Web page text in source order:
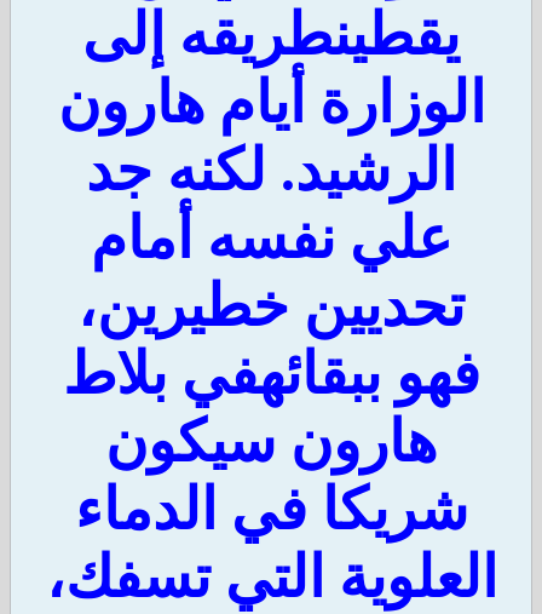
يقطينطريقه إلى
أيام هارون
الرشيد. لكنه جد
علي نفسه أمام
تحديين خطيرين،
فهو ببقائهفي بلاط
هارون سيكون
شريكا في الدماء
التي تسفك،